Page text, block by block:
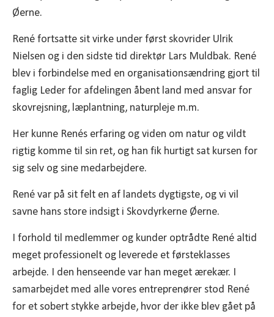
Øerne.
René fortsatte sit virke under først skovrider Ulrik
Nielsen og i den sidste tid direktør Lars Muldbak. René
blev i forbindelse med en organisationsændring gjort til
faglig Leder for afdelingen åbent land med ansvar for
skovrejsning, læplantning, naturpleje m.m.
Her kunne Renés erfaring og viden om natur og vildt
rigtig komme til sin ret, og han fik hurtigt sat kursen for
sig selv og sine medarbejdere.
René var på sit felt en af landets dygtigste, og vi vil
savne hans store indsigt i Skovdyrkerne Øerne.
I forhold til medlemmer og kunder optrådte René altid
meget professionelt og leverede et førsteklasses
arbejde. I den henseende var han meget ærekær. I
samarbejdet med alle vores entreprenører stod René
for et sobert stykke arbejde, hvor der ikke blev gået på